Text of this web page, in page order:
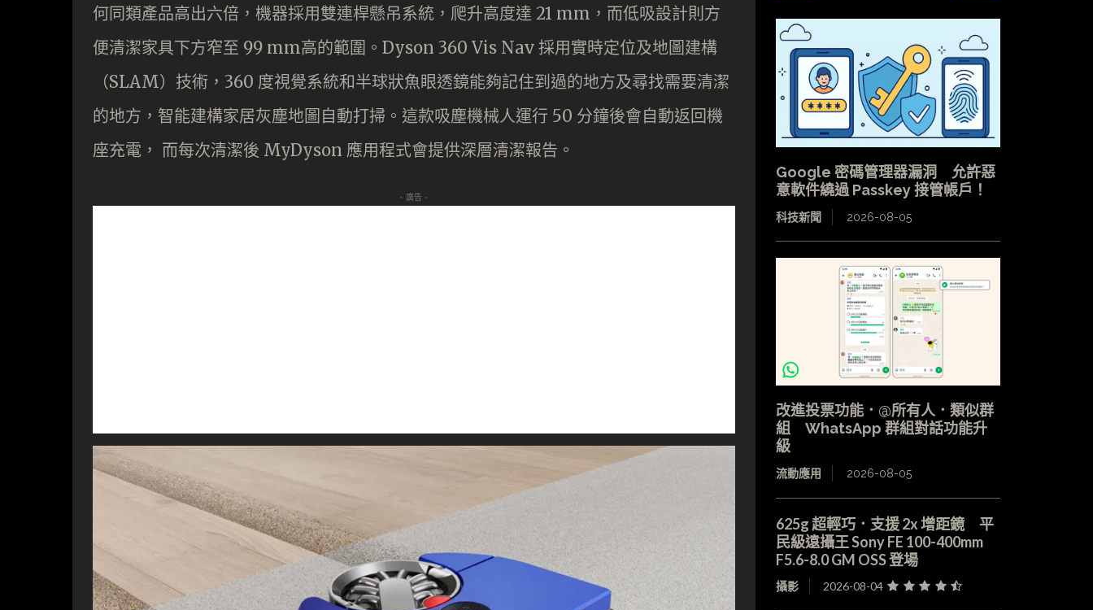
何同類產品高出六倍，機器採用雙連桿懸吊系統，爬升高度達 21 mm，而低吸設計則方
便清潔家具下方窄至 99 mm高的範圍。Dyson 360 Vis Nav 採用實時定位及地圖建構
（SLAM）技術，360 度視覺系統和半球狀魚眼透鏡能夠記住到過的地方及尋找需要清潔
的地方，智能建構家居灰塵地圖自動打掃。這款吸塵機械人運行 50 分鐘後會自動返回機
座充電， 而每次清潔後 MyDyson 應用程式會提供深層清潔報告。
- 廣告 -
Google 密碼管理器漏洞 允許惡
意軟件繞過 Passkey 接管帳戶！
科技新聞 2026-08-05
改進投票功能．@所有人．類似群
組 WhatsApp 群組對話功能升
級
流動應用 2026-08-05
625g 超輕巧．支援 2x 增距鏡 平
民級遠攝王 Sony FE 100-400mm
F5.6-8.0 GM OSS 登場
攝影 2026-08-04